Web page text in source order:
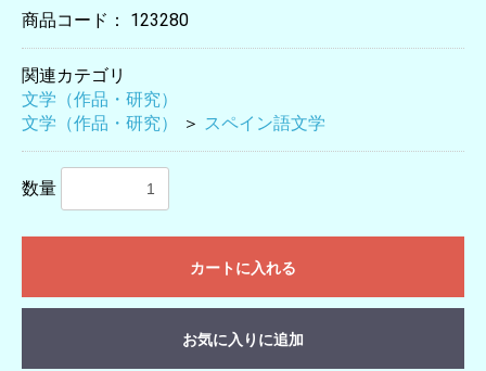
商品コード： 123280
関連カテゴリ
文学（作品・研究）
文学（作品・研究）
＞ スペイン語文学
数量
カートに入れる
お気に入りに追加